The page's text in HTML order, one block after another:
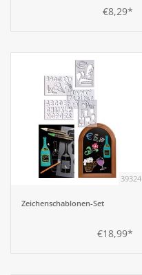
Einrichtung
Berufsbekleidung
€8,29*
39324
Zeichenschablonen-Set
€18,99*